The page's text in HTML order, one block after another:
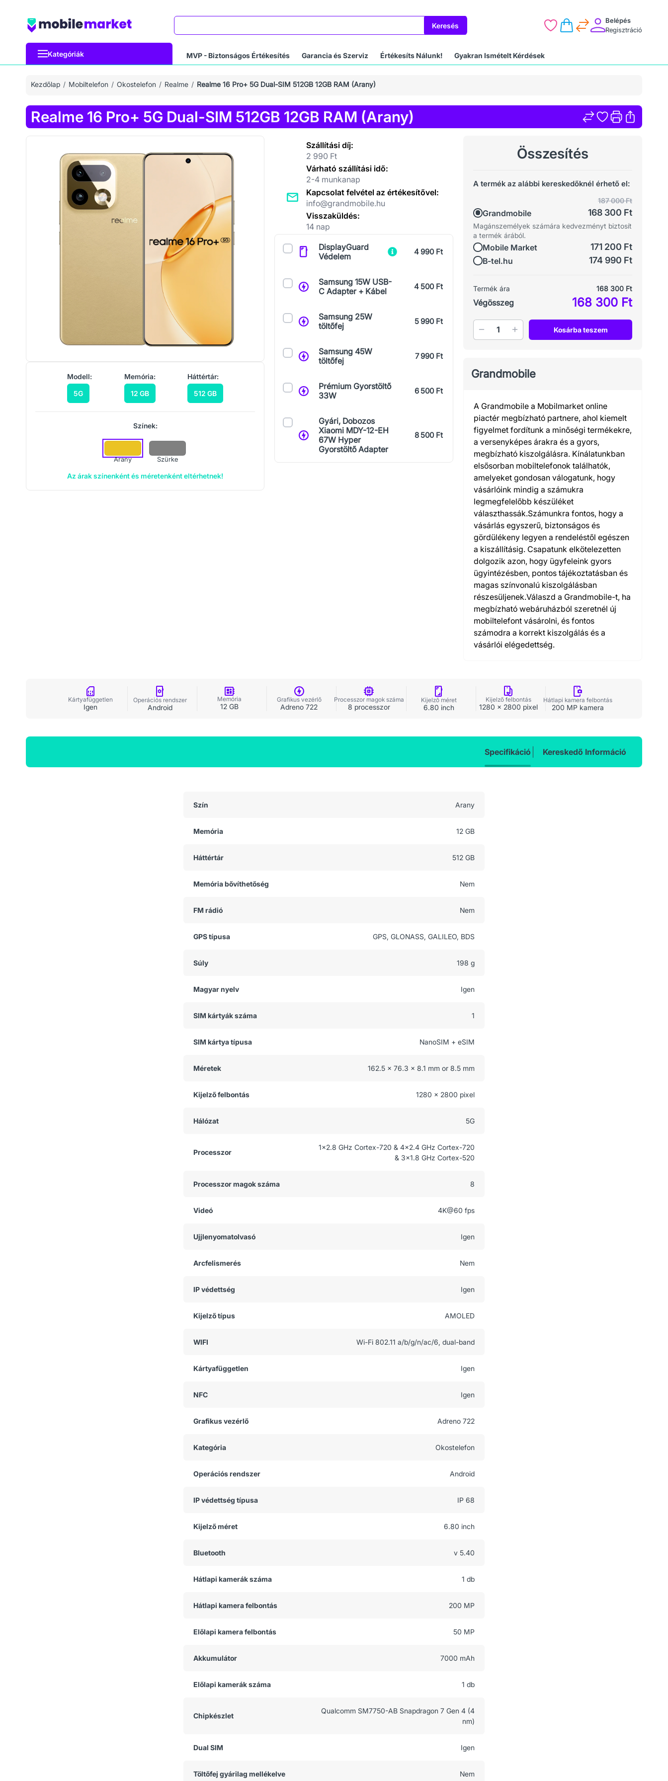
Keresés
Belépés
Regisztráció
Kategóriák MVP - Biztonságos Értékesítés Garancia és Szerviz Értékesíts Nálunk! Gyakran Ismételt Kérdések
Kezdőlap Mobiltelefon Okostelefon Realme Realme 16 Pro+ 5G Dual-SIM 512GB 12GB RAM (Arany)
Realme 16 Pro+ 5G Dual-SIM 512GB 12GB RAM (Arany)
Modell:
5G
Memória:
12 GB
Háttértár:
512 GB
Színek:
Arany Szürke
Az árak színenként és méretenként eltérhetnek!
Szállítási díj:
2 990 Ft
Várható szállítási idő:
2-4 munkanap
Kapcsolat felvétel az értékesítővel:
info@grandmobile.hu
Visszaküldés:
14 nap
Kiegészítők
DisplayGuard
Védelem
4 990 Ft
Samsung 15W USB-
C Adapter + Kábel
4 500 Ft
Samsung 25W
töltőfej
5 990 Ft
Samsung 45W
töltőfej
7 990 Ft
Prémium Gyorstöltő
33W
6 500 Ft
Gyári, Dobozos
Xiaomi MDY-12-EH
67W Hyper
Gyorstöltő Adapter
8 500 Ft
Összesítés
A termék az alábbi kereskedőknél érhető el:
Grandmobile
187 000 Ft
168 300 Ft
Magánszemélyek számára kedvezményt biztosít
a termék árából.
Mobile Market 171 200 Ft
B-tel.hu 174 990 Ft
Termék ára 168 300 Ft
Végösszeg 168 300 Ft
Mennyiség Kosárba teszem
Grandmobile
A Grandmobile a Mobilmarket online
piactér megbízható partnere, ahol kiemelt
figyelmet fordítunk a minőségi termékekre,
a versenyképes árakra és a gyors,
megbízható kiszolgálásra. Kínálatunkban
elsősorban mobiltelefonok találhatók,
amelyeket gondosan válogatunk, hogy
vásárlóink mindig a számukra
legmegfelelőbb készüléket
választhassák.Számunkra fontos, hogy a
vásárlás egyszerű, biztonságos és
gördülékeny legyen a rendeléstől egészen
a kiszállításig. Csapatunk elkötelezetten
dolgozik azon, hogy ügyfeleink gyors
ügyintézésben, pontos tájékoztatásban és
magas színvonalú kiszolgálásban
részesüljenek.Válaszd a Grandmobile-t, ha
megbízható webáruházból szeretnél új
mobiltelefont vásárolni, és fontos
számodra a korrekt kiszolgálás és a
vásárlói elégedettség.
Kártyafüggetlen
Igen
Operációs rendszer
Android
Memória
12 GB
Grafikus vezérlő
Adreno 722
Processzor magok száma
8 processzor
Kijelző méret
6.80 inch
Kijelző felbontás
1280 x 2800 pixel
Hátlapi kamera felbontás
200 MP kamera
Specifikáció Kereskedő Információ
Szín Arany
Memória 12 GB
Háttértár 512 GB
Memória bővíthetőség Nem
FM rádió Nem
GPS típusa GPS, GLONASS, GALILEO, BDS
Súly 198 g
Magyar nyelv Igen
SIM kártyák száma 1
SIM kártya típusa NanoSIM + eSIM
Méretek 162.5 x 76.3 x 8.1 mm or 8.5 mm
Kijelző felbontás 1280 x 2800 pixel
Hálózat 5G
Processzor
1x2.8 GHz Cortex-720 & 4x2.4 GHz Cortex-720
& 3x1.8 GHz Cortex-520
Processzor magok száma 8
Videó 4K@60 fps
Ujjlenyomatolvasó Igen
Arcfelismerés Nem
IP védettség Igen
Kijelző típus AMOLED
WIFI Wi-Fi 802.11 a/b/g/n/ac/6, dual-band
Kártyafüggetlen Igen
NFC Igen
Grafikus vezérlő Adreno 722
Kategória Okostelefon
Operációs rendszer Android
IP védettség típusa IP 68
Kijelző méret 6.80 inch
Bluetooth v 5.40
Hátlapi kamerák száma 1 db
Hátlapi kamera felbontás 200 MP
Előlapi kamera felbontás 50 MP
Akkumulátor 7000 mAh
Előlapi kamerák száma 1 db
Chipkészlet
Qualcomm SM7750-AB Snapdragon 7 Gen 4 (4
nm)
Dual SIM Igen
Töltőfej gyárilag mellékelve Nem